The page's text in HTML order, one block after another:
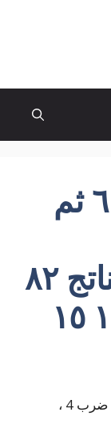
ضرب عدد ما في ٦ ثم
الضرب ٤ فكان الناتج ٨٢
عدد مضروب في 6 ، ثم يضاف إلى حاصل ضرب 4 ،